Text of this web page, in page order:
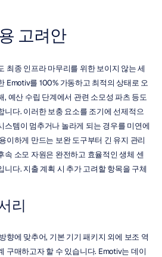
고려안
최종 인프라 마무리를 위한 보이지 않는 세
Emotiv를 100% 가동하고 최적의 상태로 오
, 예산 수립 단계에서 관련 소모성 파츠 등도
니다. 이러한 보충 요소를 조기에 선제적으
스템이 멈추거나 놀라게 되는 경우를 미연에
이하게 만드는 보완 도구부터 긴 유지 관리
속 소모 자원은 완전하고 효율적인 생체 센
니다. 지출 계획 시 추가 고려할 항목을 구체
리
향에 맞추어, 기본 기기 패키지 외에 보조 역
구매하고자 할 수 있습니다. Emotiv는 데이